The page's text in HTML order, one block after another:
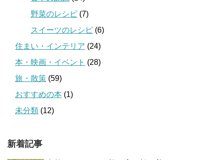
野菜のレシピ (7)
スイーツのレシピ (6)
住まい・インテリア (24)
本・映画・イベント (28)
旅・散策 (59)
おすすめの本 (1)
未分類 (12)
新着記事